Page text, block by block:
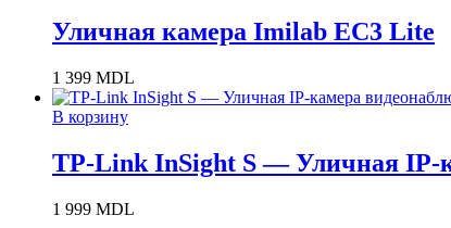
Уличная камера Imilab EC3 Lite
1 399 MDL
В корзину
TP-Link InSight S — Уличная IP-
1 999 MDL